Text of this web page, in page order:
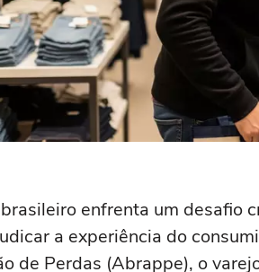
enfrenta um desafio
a experiência do
de Perdas (Abrappe), o